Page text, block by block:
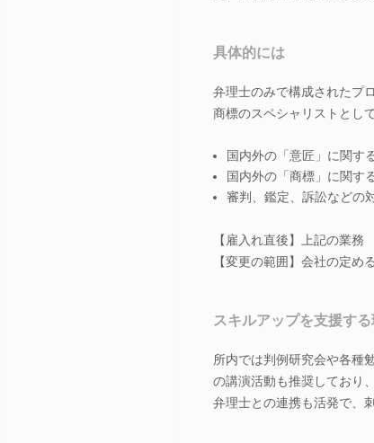
具体的には
弁理士のみで構成されたプ
商標のスペシャリストとし
国内外の「意匠」に関す
国内外の「商標」に関す
審判、鑑定、訴訟などの
【雇入れ直後】上記の業務
【変更の範囲】会社の定め
スキルアップを支援す
所内では判例研究会や各種
の講演活動も推奨しており
弁理士との連携も活発で、